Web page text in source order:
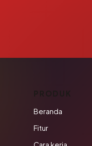
PRODUK
Beranda
Fitur